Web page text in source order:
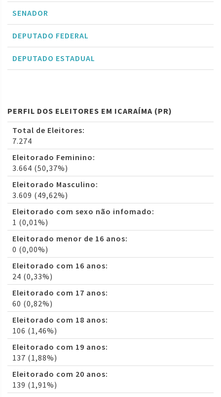
SENADOR
DEPUTADO FEDERAL
DEPUTADO ESTADUAL
PERFIL DOS ELEITORES EM ICARAÍMA (PR)
Total de Eleitores:
7.274
Eleitorado Feminino:
3.664 (50,37%)
Eleitorado Masculino:
3.609 (49,62%)
Eleitorado com sexo não infomado:
1 (0,01%)
Eleitorado menor de 16 anos:
0 (0,00%)
Eleitorado com 16 anos:
24 (0,33%)
Eleitorado com 17 anos:
60 (0,82%)
Eleitorado com 18 anos:
106 (1,46%)
Eleitorado com 19 anos:
137 (1,88%)
Eleitorado com 20 anos:
139 (1,91%)